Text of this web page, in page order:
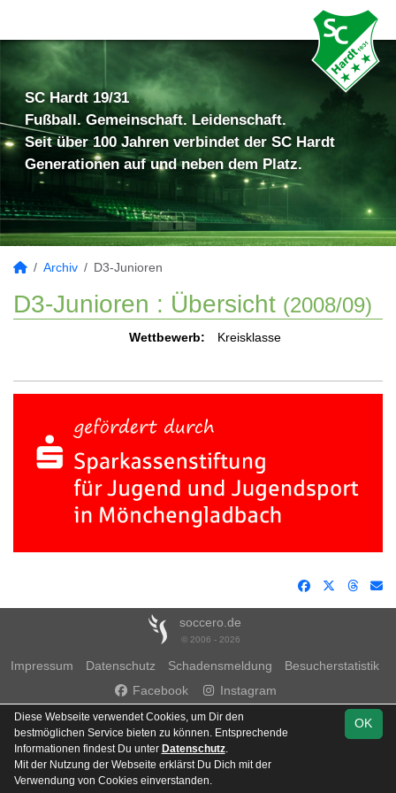
SC Hardt 19/31
Fußball. Gemeinschaft. Leidenschaft.
Seit über 100 Jahren verbindet der SC Hardt
Generationen auf und neben dem Platz.
Archiv D3-Junioren
Team
D3-Junioren : Übersicht (2008/09)
Wettbewerb: Kreisklasse
soccero.de
© 2006 - 2026
Impressum Datenschutz Schadensmeldung
Besucherstatistik
Facebook
Instagram
OK
Diese Webseite verwendet Cookies, um Dir den
bestmöglichen Service bieten zu können. Entsprechende
Informationen findest Du unter Datenschutz.
Mit der Nutzung der Webseite erklärst Du Dich mit der
Verwendung von Cookies einverstanden.